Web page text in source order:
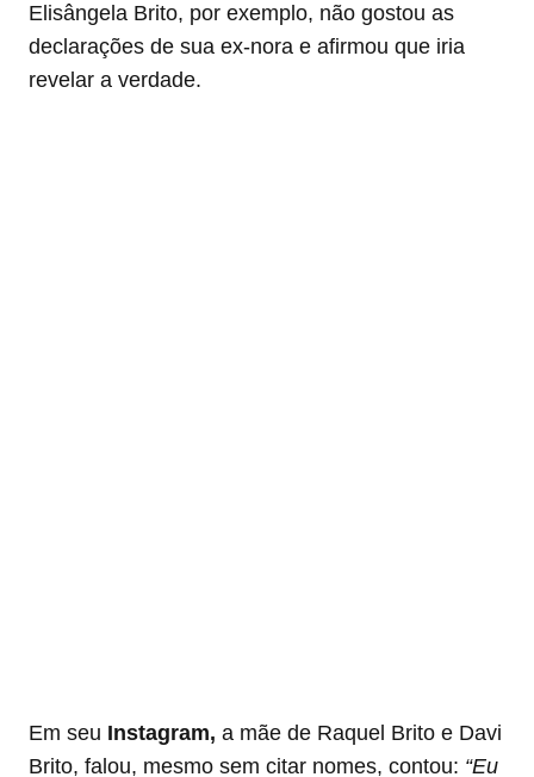
Elisângela Brito, por exemplo, não gostou as
declarações de sua ex-nora e afirmou que iria
revelar a verdade.
Em seu Instagram, a mãe de Raquel Brito e Davi
Brito, falou, mesmo sem citar nomes, contou: “Eu